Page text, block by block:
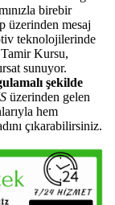
birebir
üzerinden mesaj
teknolojilerinde
Kursu,
sunuyor.
şekilde
üzerinden gelen
hem
çıkarabilirsiniz.